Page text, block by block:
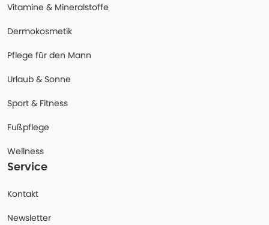
Vitamine & Mineralstoffe
Dermokosmetik
Pflege für den Mann
Urlaub & Sonne
Sport & Fitness
Fußpflege
Wellness
Service
Kontakt
Newsletter